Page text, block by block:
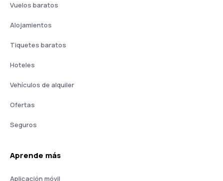
Vuelos baratos
Alojamientos
Tiquetes baratos
Hoteles
Vehículos de alquiler
Ofertas
Seguros
Aprende más
Aplicación móvil